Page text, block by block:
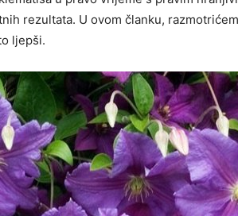
rezultata. U ovom članku,
ljepši.